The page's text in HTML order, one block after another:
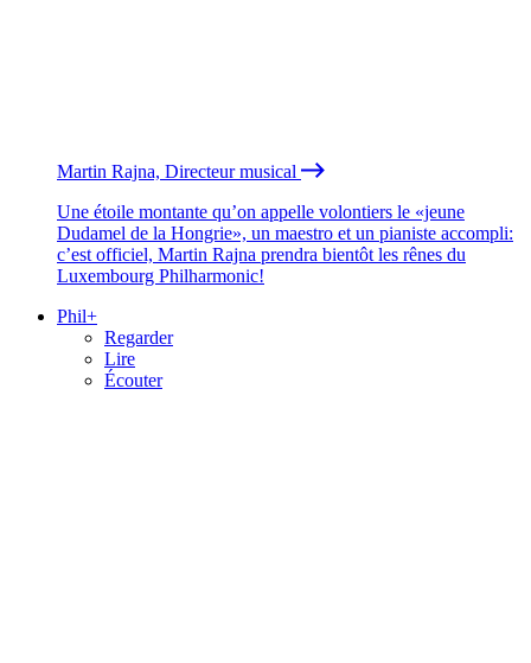
Martin Rajna, Directeur musical
Une étoile montante qu’on appelle volontiers le «jeune
Dudamel de la Hongrie», un maestro et un pianiste accompli:
c’est officiel, Martin Rajna prendra bientôt les rênes du
Luxembourg Philharmonic!
Phil+
Regarder
Lire
Écouter